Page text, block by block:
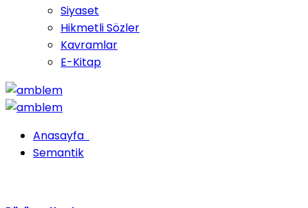
Siyaset
Hikmetli Sözler
Kavramlar
E-Kitap
Anasayfa
Semantik